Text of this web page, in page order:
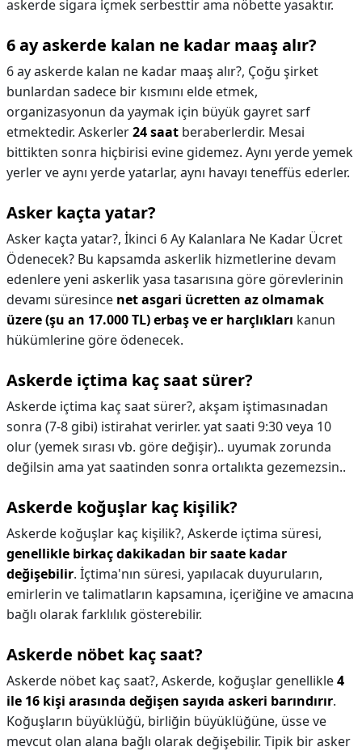
askerde sigara içmek serbesttir ama nöbette yasaktır.
6 ay askerde kalan ne kadar maaş alır?
6 ay askerde kalan ne kadar maaş alır?, Çoğu şirket
bunlardan sadece bir kısmını elde etmek,
organizasyonun da yaymak için büyük gayret sarf
etmektedir. Askerler24 saat beraberlerdir. Mesai
bittikten sonra hiçbirisi evine gidemez. Aynı yerde yemek
yerler ve aynı yerde yatarlar, aynı havayı teneffüs ederler.
Asker kaçta yatar?
Asker kaçta yatar?, İkinci 6 Ay Kalanlara Ne Kadar Ücret
Ödenecek? Bu kapsamda askerlik hizmetlerine devam
edenlere yeni askerlik yasa tasarısına göre görevlerinin
devamı süresince net asgari ücretten az olmamak
üzere (şu an 17.000 TL) erbaş ve er harçlıkları kanun
hükümlerine göre ödenecek.
Askerde içtima kaç saat sürer?
Askerde içtima kaç saat sürer?, akşam iştimasınadan
sonra (7-8 gibi) istirahat verirler. yat saati 9:30 veya 10
olur (yemek sırası vb. göre değişir).. uyumak zorunda
değilsin ama yat saatinden sonra ortalıkta gezemezsin..
Askerde koğuşlar kaç kişilik?
Askerde koğuşlar kaç kişilik?, Askerde içtima süresi,
genellikle birkaç dakikadan bir saate kadar
değişebilir. İçtima'nın süresi, yapılacak duyuruların,
emirlerin ve talimatların kapsamına, içeriğine ve amacına
bağlı olarak farklılık gösterebilir.
Askerde nöbet kaç saat?
Askerde nöbet kaç saat?, Askerde, koğuşlar genellikle4
ile 16 kişi arasında değişen sayıda askeri barındırır.
Koğuşların büyüklüğü, birliğin büyüklüğüne, üsse ve
mevcut olan alana bağlı olarak değişebilir. Tipik bir asker